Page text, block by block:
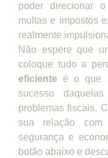
poder direcionar
multas e impostos
realmente
Não espere que
coloque tudo a
eficiente é o que
sucesso
problemas fiscais.
sua relação
segurança e
botão abaixo e